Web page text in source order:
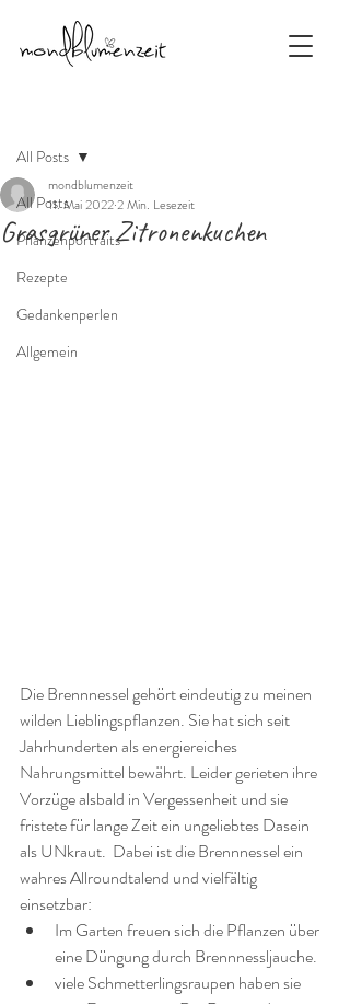
All Posts
Pflanzenportraits
Rezepte
Gedankenperlen
Allgemein
All Posts
Grasgrüner Zitronenkuchen
mondblumenzeit
11. Mai 20222 Min. Lesezeit
Die Brennnessel gehört eindeutig zu meinen
wilden Lieblingspflanzen. Sie hat sich seit
Jahrhunderten als energiereiches
Nahrungsmittel bewährt. Leider gerieten ihre
Vorzüge alsbald in Vergessenheit und sie
fristete für lange Zeit ein ungeliebtes Dasein
als UNkraut.  Dabei ist die Brennnessel ein
wahres Allroundtalend und vielfältig
einsetzbar:
Im Garten freuen sich die Pflanzen über
eine Düngung durch Brennnessljauche.
viele Schmetterlingsraupen haben sie